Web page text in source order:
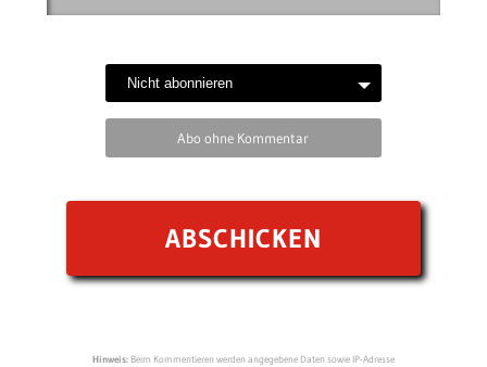
Abo ohne Kommentar
Hinweis:Beim Kommentieren werden angegebene Daten sowie IP-Adresse